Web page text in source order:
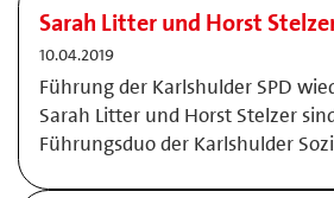
Sarah Litter und Horst
10.04.2019
Führung der Karlshulder SPD
Sarah Litter und Horst Stelzer
Führungsduo der Karlshulder